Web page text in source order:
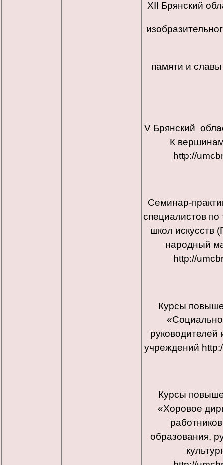
ХII Брянский
памяти и
V Брянский
К вершинам
http://
Семинар-
специалистов по
школ искусств
народный
http://
Курсы
руководителей
учреждений
Курсы
«Хоровое
образования,